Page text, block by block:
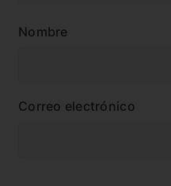
Nombre
Correo electrónico